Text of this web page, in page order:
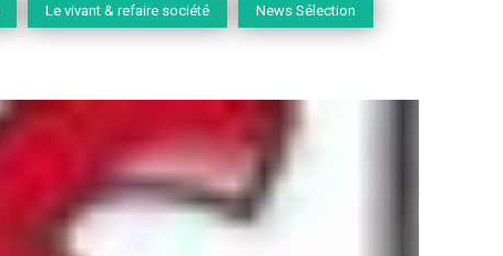
Le vivant & refaire société News Sélection